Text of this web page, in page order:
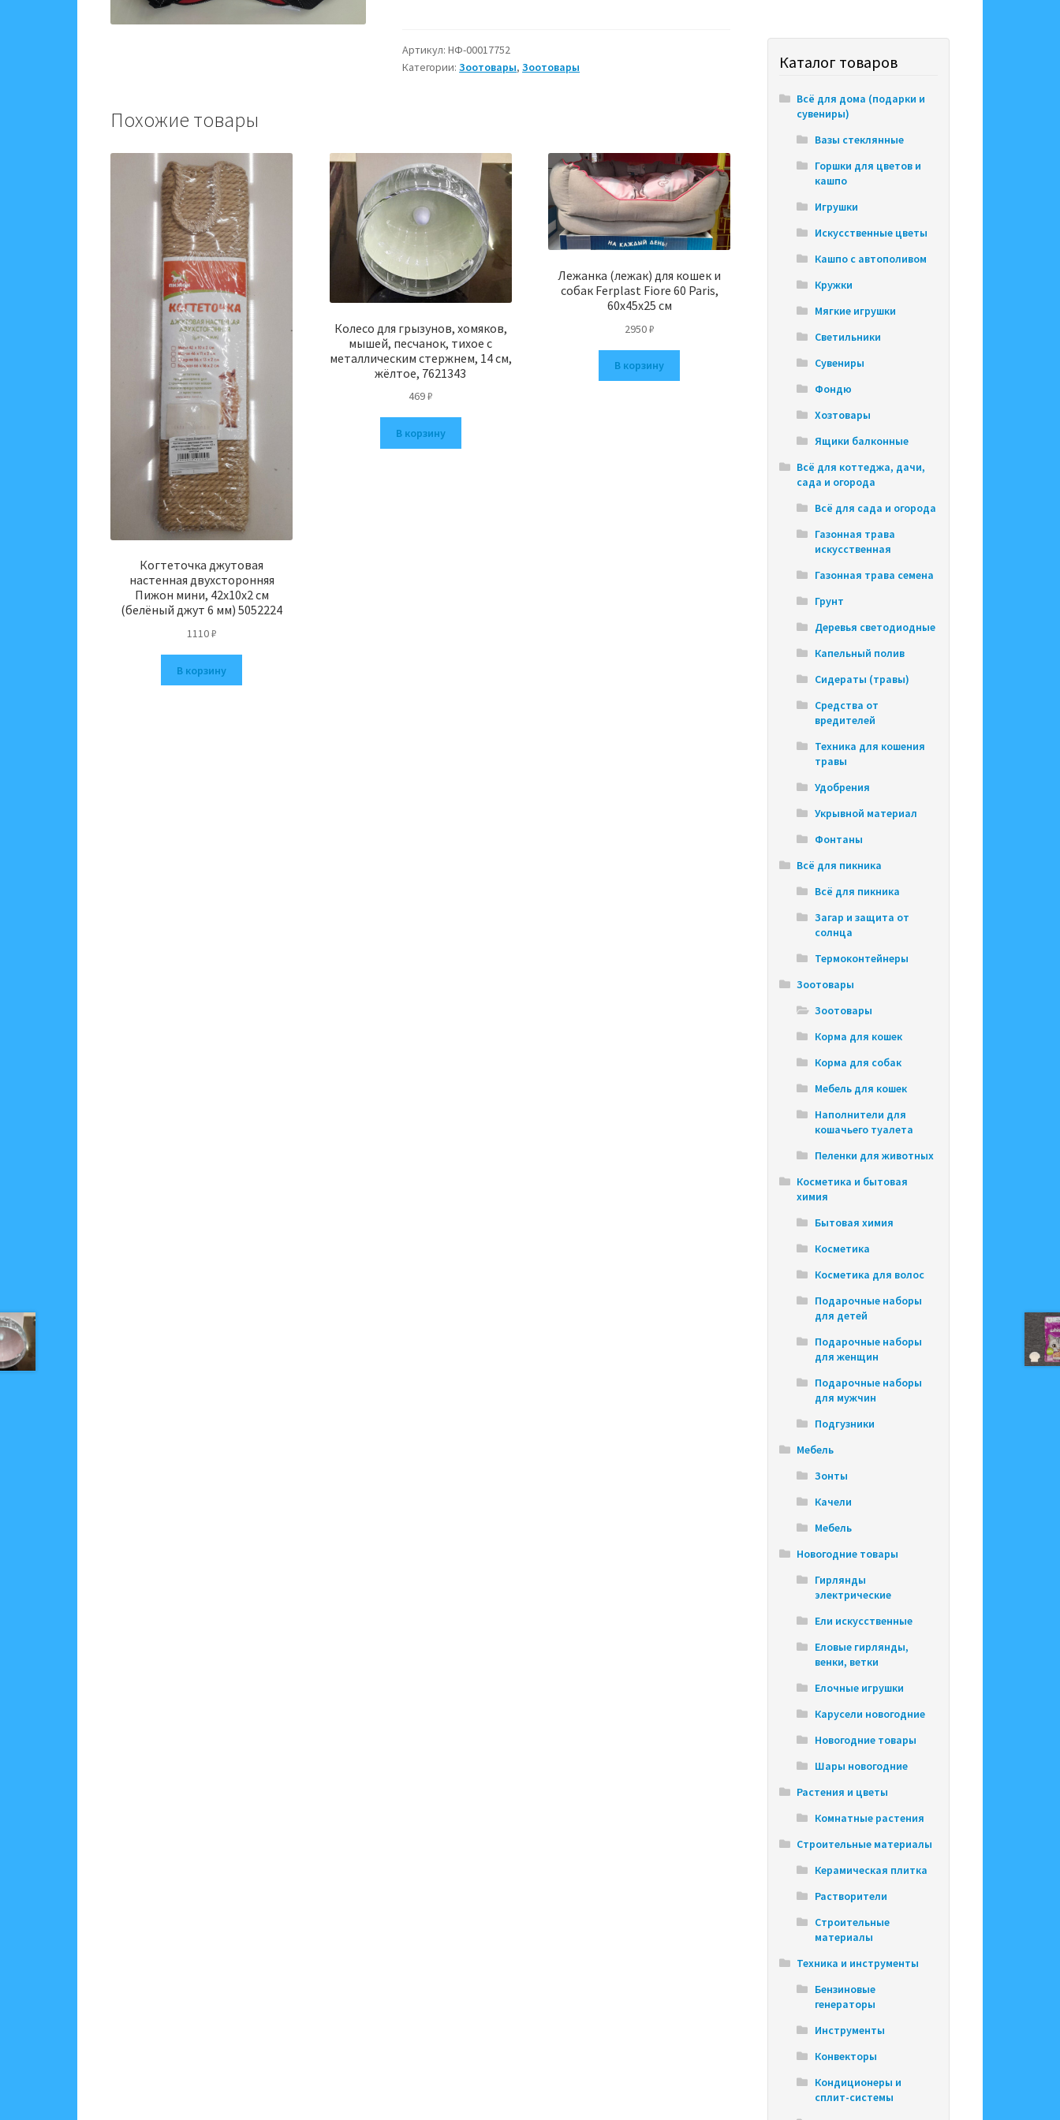
собак
Британия
окантовкой
Артикул:НФ-00017752
Категории:Зоотовары,Зоотовары
Похожие товары
Когтеточка джутовая
настенная двухсторонняя
Пижон мини, 42х10х2 см
(белёный джут 6 мм) 5052224
1110₽
В корзину
Колесо для грызунов, хомяков,
мышей, песчанок, тихое с
металлическим стержнем, 14 см,
жёлтое, 7621343
469₽
В корзину
Лежанка (лежак) для кошек и
собак Ferplast Fiore 60 Paris,
60x45x25 см
2950₽
В корзину
Каталог товаров
Всё для дома (подарки и
сувениры)
Вазы стеклянные
Горшки для цветов и
кашпо
Игрушки
Искусственные цветы
Кашпо с автополивом
Кружки
Мягкие игрушки
Светильники
Сувениры
Фондю
Хозтовары
Ящики балконные
Всё для коттеджа, дачи,
сада и огорода
Всё для сада и огорода
Газонная трава
искусственная
Газонная трава семена
Грунт
Деревья светодиодные
Капельный полив
Сидераты (травы)
Средства от
вредителей
Техника для кошения
травы
Удобрения
Укрывной материал
Фонтаны
Всё для пикника
Всё для пикника
Загар и защита от
солнца
Термоконтейнеры
Зоотовары
Зоотовары
Корма для кошек
Корма для собак
Мебель для кошек
Наполнители для
кошачьего туалета
Пеленки для животных
Косметика и бытовая
химия
Бытовая химия
Косметика
Косметика для волос
Подарочные наборы
для детей
Подарочные наборы
для женщин
Подарочные наборы
для мужчин
Подгузники
Мебель
Зонты
Качели
Мебель
Новогодние товары
Гирлянды
электрические
Ели искусственные
Еловые гирлянды,
венки, ветки
Елочные игрушки
Карусели новогодние
Новогодние товары
Шары новогодние
Растения и цветы
Комнатные растения
Строительные материалы
Керамическая плитка
Растворители
Строительные
материалы
Техника и инструменты
Бензиновые
генераторы
Инструменты
Конвекторы
Кондиционеры и
сплит-системы